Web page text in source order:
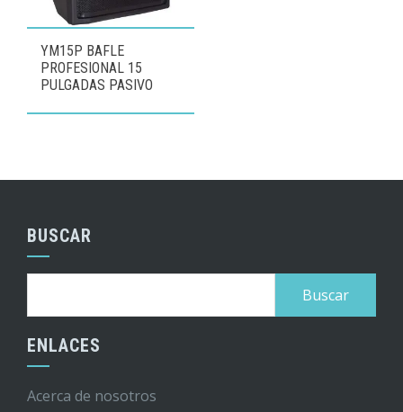
YM15P BAFLE
PROFESIONAL 15
PULGADAS PASIVO
BUSCAR
ENLACES
Acerca de nosotros